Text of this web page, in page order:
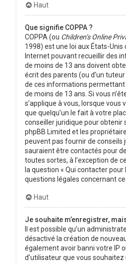
Haut
Que signifie COPPA ?
COPPA (ou Children’s Online
1998) est une loi aux États-Unis
Internet pouvant recueillir des
de moins de 13 ans doivent
écrit des parents (ou d’un
de ces informations permettant
de moins de 13 ans. Si vous
s’applique à vous, lorsque vous
que quelqu’un le fait à votre
conseiller juridique pour obtenir
phpBB Limited et les
peuvent pas fournir de conseils
sauraient être contactés pour
toutes sortes, à l’exception de
la question « Qui contacter pour
questions légales concernant ce
Haut
Je souhaite m’enregistrer,
Il est possible qu’un
désactivé la création de
également avoir banni votre IP
d’utilisateur que vous